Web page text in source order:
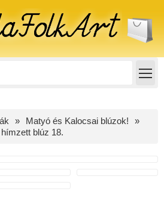
Matyó és Kalocsai blúzok!
blúz 18.